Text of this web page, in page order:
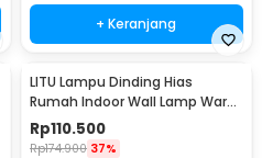
+ Keranjang
LITU Lampu Dinding Hias
Rumah Indoor Wall Lamp Warm
White 3000K 7W - W22
Rp110.500
Rp174.900 37%